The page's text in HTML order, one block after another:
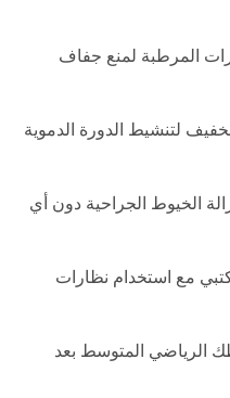
المرطبة لمنع جفاف
لتنشيط الدورة الدموية
الخيوط الجراحية دون أي
مع استخدام نظارات
الرياضي المتوسط بعد